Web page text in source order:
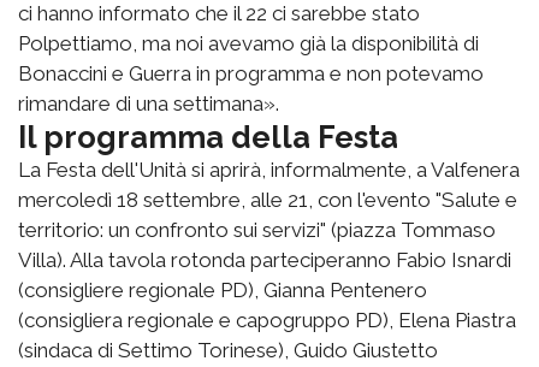
ci hanno informato che il 22 ci sarebbe stato
Polpettiamo, ma noi avevamo già la disponibilità di
Bonaccini e Guerra in programma e non potevamo
rimandare di una settimana».
Il programma della Festa
La Festa dell'Unità si aprirà, informalmente, a Valfenera
mercoledì 18 settembre, alle 21, con l'evento "Salute e
territorio: un confronto sui servizi" (piazza Tommaso
Villa). Alla tavola rotonda parteciperanno Fabio Isnardi
(consigliere regionale PD), Gianna Pentenero
(consigliera regionale e capogruppo PD), Elena Piastra
(sindaca di Settimo Torinese), Guido Giustetto